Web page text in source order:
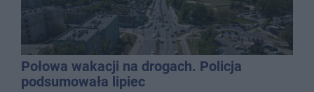
Połowa wakacji na drogach. Policja
podsumowała lipiec